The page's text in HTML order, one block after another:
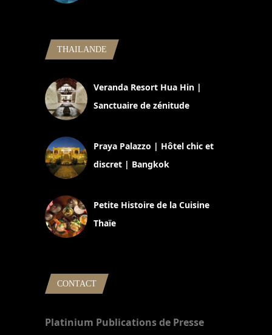
THAILANDE
Veranda Resort Hua Hin |
Sanctuaire de zénitude
Praya Palazzo | Hôtel chic et
discret | Bangkok
Petite Histoire de la Cuisine
Thaïe
CONTACT
Platinium Publications de Presse